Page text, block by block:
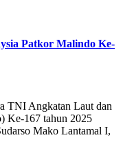
Patkor Malindo Ke-
TNI Angkatan Laut dan
Ke-167 tahun 2025
Mako Lantamal I,